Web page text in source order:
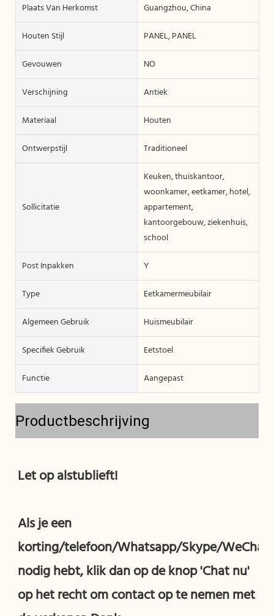
Plaats Van Herkomst
Guangzhou, China
Houten Stijl
PANEL, PANEL
Gevouwen
NO
Verschijning
Antiek
Materiaal
Houten
Ontwerpstijl
Traditioneel
Sollicitatie
Keuken, thuiskantoor,
woonkamer, eetkamer, hotel,
appartement,
kantoorgebouw, ziekenhuis,
school
Post Inpakken
Y
Type
Eetkamermeubilair
Algemeen Gebruik
Huismeubilair
Specifiek Gebruik
Eetstoel
Functie
Aangepast
Productbeschrijving
Als je een
korting/telefoon/Whatsapp/Skype/WeChat
nodig hebt, klik dan op de knop 'Chat nu'
op het recht om contact op te nemen met